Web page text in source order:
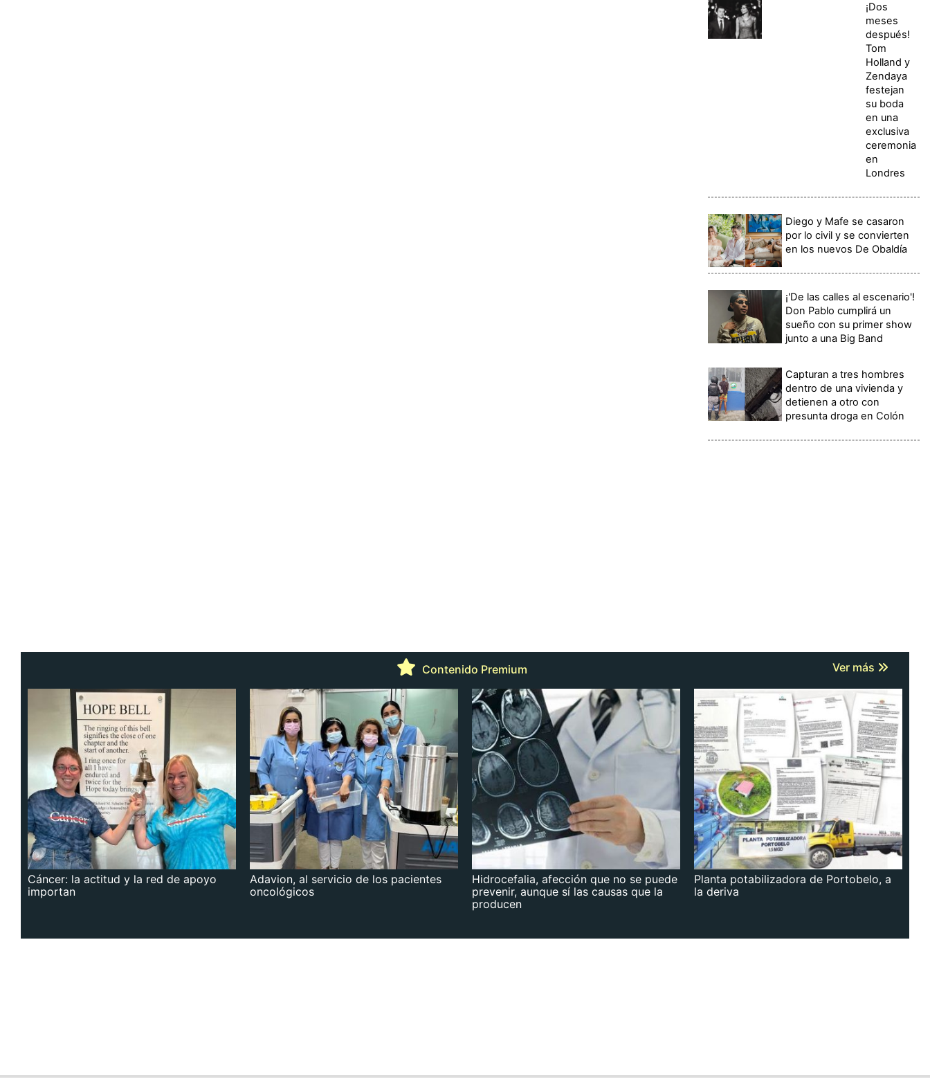
¡Dos
meses
después!
Tom
Holland y
Zendaya
festejan
su boda
en una
exclusiva
ceremonia
en
Londres
Diego y Mafe se casaron
por lo civil y se convierten
en los nuevos De Obaldía
¡'De las calles al escenario'!
Don Pablo cumplirá un
sueño con su primer show
junto a una Big Band
Capturan a tres hombres
dentro de una vivienda y
detienen a otro con
presunta droga en Colón
Contenido Premium Ver más
Cáncer: la actitud y la red de apoyo
importan
Adavion, al servicio de los pacientes
oncológicos
Hidrocefalia, afección que no se puede
prevenir, aunque sí las causas que la
producen
Planta potabilizadora de Portobelo, a
la deriva